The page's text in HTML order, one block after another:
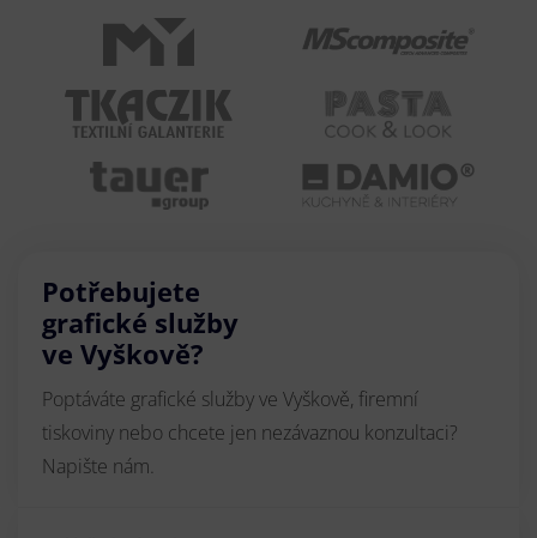
Potřebujete
grafické služby
ve Vyškově?
Poptáváte grafické služby ve Vyškově, firemní
tiskoviny nebo chcete jen nezávaznou konzultaci?
Napište nám.